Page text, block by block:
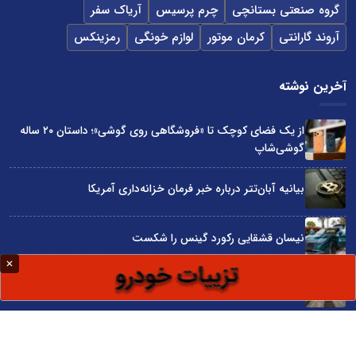
گروه صنعتی بستانچی
چرم پرسیس
آریاک سفر
آروند گارانتی
کرمان موتور لوازم خونگی رمزینکس
آخرین نوشته
از یک فضای کوچک تا «فروشگاهی روی گوشی»؛ داستان ۲۰ ساله
گوشی‌شاپ
بیانیه آبان‌تتر درباره خبر فرمان خزانه‌داری آمریکا
نیسان قشقایی رکورد گینس را شکست
توسعه ایران با شعار محقق نمی‌شود